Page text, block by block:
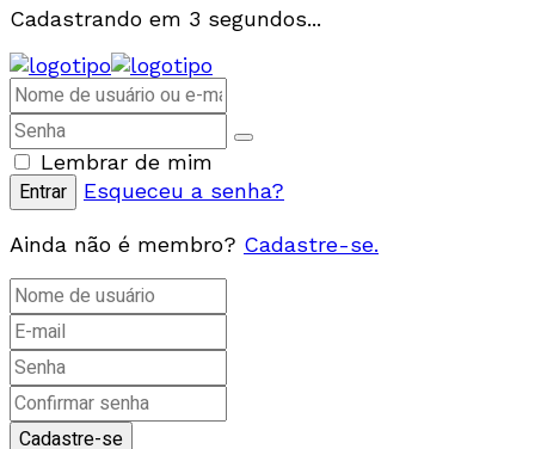
Cadastrando em 3 segundos...
Lembrar de mim
Esqueceu a senha?
Ainda não é membro? Cadastre-se.